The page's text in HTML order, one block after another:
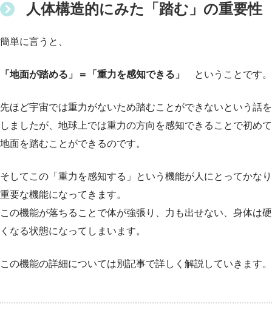
人体構造的にみた「踏む」の重要性
簡単に言うと、
「地面が踏める」＝「重力を感知できる」 ということです。
先ほど宇宙では重力がないため踏むことができないという話を
しましたが、地球上では重力の方向を感知できることで初めて
地面を踏むことができるのです。
そしてこの「重力を感知する」という機能が人にとってかなり
重要な機能になってきます。
この機能が落ちることで体が強張り、力も出せない、身体は硬
くなる状態になってしまいます。
この機能の詳細については別記事で詳しく解説していきます。